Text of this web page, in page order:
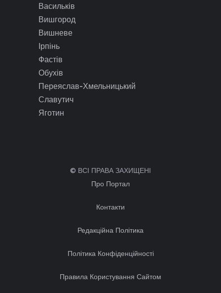
Васильків
Вишгород
Вишневе
Ірпінь
Фастів
Обухів
Переяслав-Хмельницький
Славутич
Яготин
© ВСІ ПРАВА ЗАХИЩЕНІ
Про Портал
Контакти
Редакційна Політика
Політика Конфіденційності
Правила Користування Сайтом